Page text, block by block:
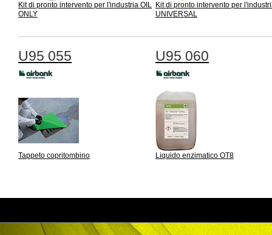
Kit di pronto intervento per l'industria OIL
ONLY
Kit di pronto intervento per
UNIVERSAL
U95 055
Tappeto copritombino
U95 060
Liquido enzimatico OT8